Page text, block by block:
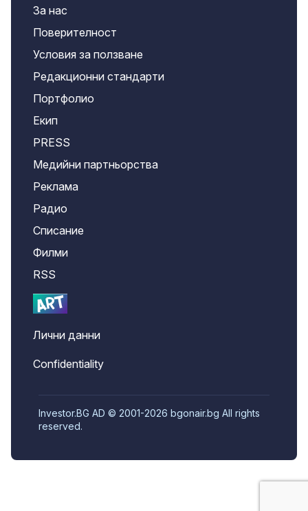
За нас
Поверителност
Условия за ползване
Редакционни стандарти
Портфолио
Екип
PRESS
Медийни партньорства
Реклама
Радио
Списание
Филми
RSS
Лични данни
Confidentiality
Investor.BG AD © 2001-2026 bgonair.bg All rights
reserved.